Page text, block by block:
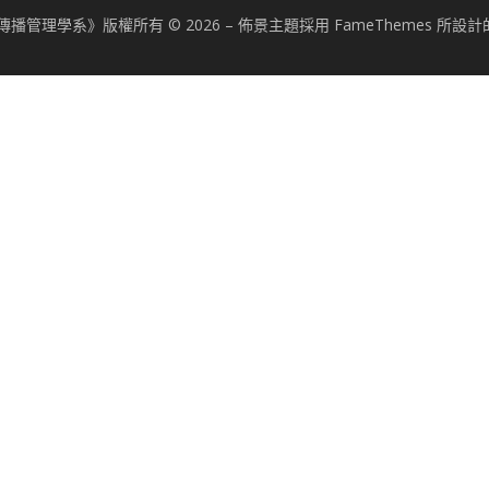
播管理學系》版權所有 © 2026 – 佈景主題採用 FameThemes 所設計